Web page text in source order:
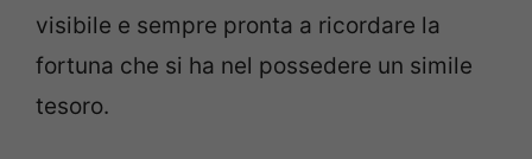
visibile e sempre pronta a ricordare la
fortuna che si ha nel possedere un simile
tesoro.